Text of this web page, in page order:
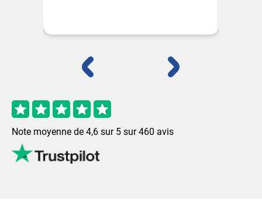
Note moyenne de 4,6 sur 5 sur460 avis